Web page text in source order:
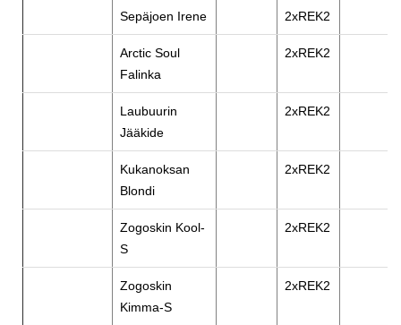
Sepäjoen Irene 2xREK2
Arctic Soul
Falinka
2xREK2
Laubuurin
Jääkide
2xREK2
Kukanoksan
Blondi
2xREK2
Zogoskin Kool-
S
2xREK2
Zogoskin
Kimma-S
2xREK2